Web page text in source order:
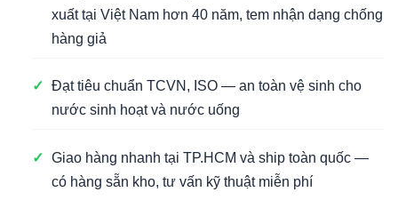
xuất tại Việt Nam hơn 40 năm, tem nhận dạng chống
hàng giả
✓ Đạt tiêu chuẩn TCVN, ISO — an toàn vệ sinh cho
nước sinh hoạt và nước uống
✓ Giao hàng nhanh tại TP.HCM và ship toàn quốc —
có hàng sẵn kho, tư vấn kỹ thuật miễn phí